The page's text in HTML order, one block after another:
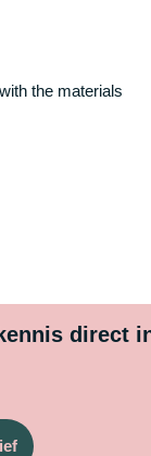
the materials
direct